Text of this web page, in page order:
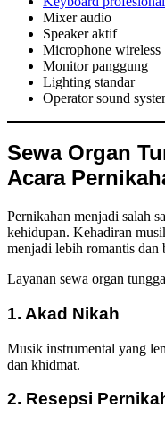
Mixer audio
Speaker aktif
Microphone wireless
Monitor panggung
Lighting standar
Operator sound
Sewa Organ
Acara
Pernikahan menjadi salah
kehidupan. Kehadiran
menjadi lebih romantis dan
Layanan sewa organ
1. Akad Nikah
Musik instrumental yang
dan khidmat.
2. Resepsi